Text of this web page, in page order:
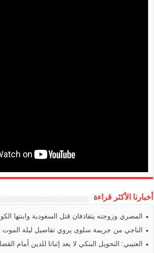
أخبارنا الأكثر قراءة
المصري وزوجته يتقاذفان قتل السعودية وابنتها
الناجي من جريمة سلوى يروي تفاصيل ليلة الموت
العتيبي: التحويل البنكي لا يعد إثباتا للدين أمام